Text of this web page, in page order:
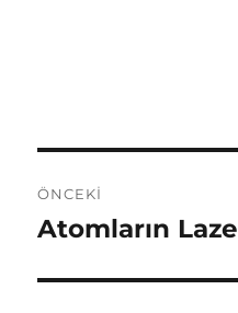
dolaşımı
ÖNCEKI
Önceki
Atomların